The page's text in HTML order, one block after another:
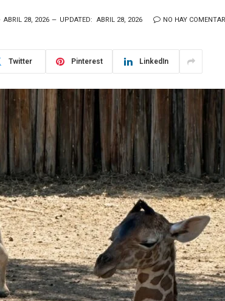
ABRIL 28, 2026 UPDATED: ABRIL 28, 2026 NO HAY
Twitter Pinterest LinkedIn